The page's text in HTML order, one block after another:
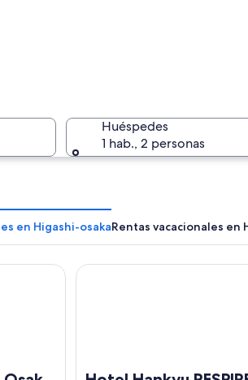
destacada y edificios urbanos densos.
Huéspedes
1 hab., 2 personas
en Higashi-osakaRentas vacacionales en
Ekimae TowerHotel Hankyu RESPIRE OSAKA